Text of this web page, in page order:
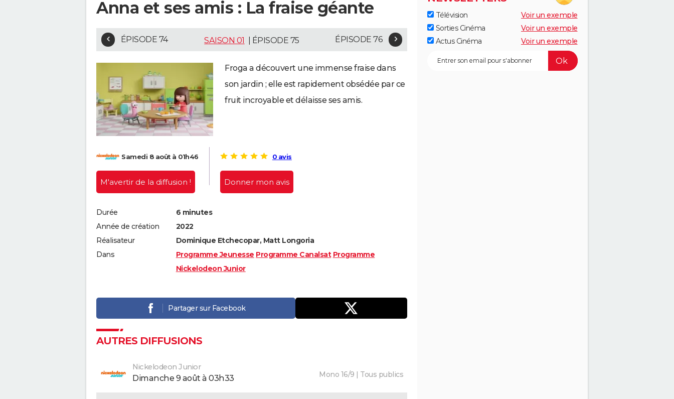
Anna et ses amis : La fraise géante
ÉPISODE 74 SAISON 01 | ÉPISODE 75 ÉPISODE 76
Froga a découvert une immense fraise dans
son jardin ; elle est rapidement obsédée par ce
fruit incroyable et délaisse ses amis.
Samedi 8 août à 01h46
M'avertir de la diffusion !
0 avis
Donner mon avis
Durée
6 minutes
Année de création
2022
Réalisateur
Dominique Etchecopar, Matt Longoria
Dans
Programme Jeunesse Programme Canalsat Programme
Nickelodeon Junior
Partager sur Facebook
AUTRES DIFFUSIONS
Nickelodeon Junior
dimanche 9 août à 03h33 Mono 16/9 | Tous publics
Télévision
Voir un exemple
Sorties Cinéma
Voir un exemple
Actus Cinéma
Voir un exemple